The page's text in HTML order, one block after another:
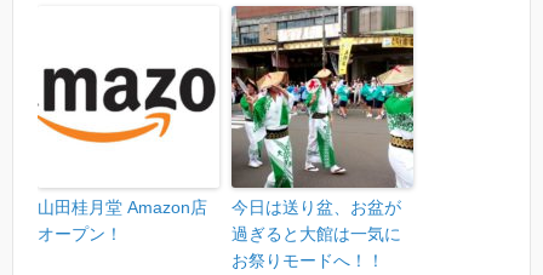
山田桂月堂 Amazon店
オープン！
今日は送り盆、お盆が
過ぎると大館は一気に
お祭りモードへ！！